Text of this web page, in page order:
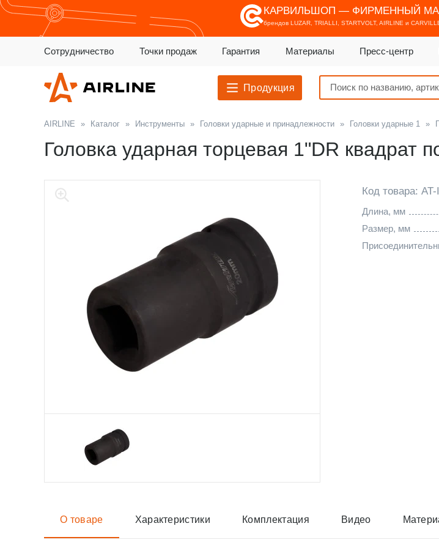
КАРВИЛЬШОП — ФИРМЕННЫЙ
брендов LUZAR, TRIALLI, STARTVOLT, AIRLINE и
Сотрудничество Точки продаж Гарантия Материалы Пресс-центр
Продукция
AIRLINE » Каталог » Инструменты » Головки ударные и принадлежности » Головки ударные 1 »
Головка ударная торцевая 1"DR квадрат
Код товара:
Длина, мм
Размер, мм
О товаре Характеристики Комплектация Видео